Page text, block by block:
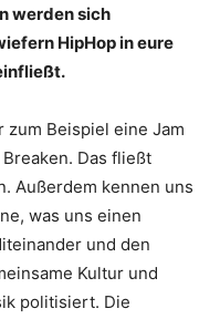
werden sich
HipHop in eure
zum Beispiel eine Jam
Das fließt
Außerdem kennen uns
was uns einen
und den
Kultur und
politisiert. Die